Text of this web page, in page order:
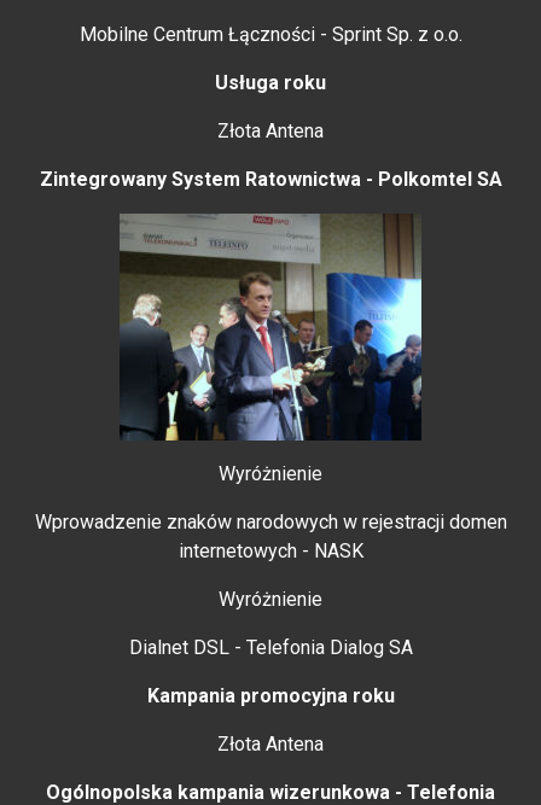
Mobilne Centrum Łączności - Sprint Sp. z o.o.
Usługa roku
Złota Antena
Zintegrowany System Ratownictwa - Polkomtel SA
Wyróżnienie
Wprowadzenie znaków narodowych w rejestracji domen
internetowych - NASK
Wyróżnienie
Dialnet DSL - Telefonia Dialog SA
Kampania promocyjna roku
Złota Antena
Ogólnopolska kampania wizerunkowa - Telefonia